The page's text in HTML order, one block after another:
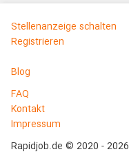
Stellenanzeige schalten
Registrieren
Blog
FAQ
Kontakt
Impressum
Rapidjob.de © 2020 - 2026